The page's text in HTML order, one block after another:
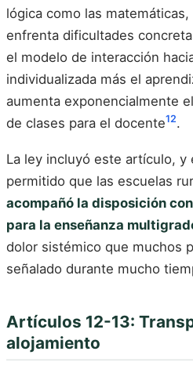
lógica como las
enfrenta dificultades
el modelo de interacción
individualizada más el
aumenta exponencialmente
de clases para el docente12.
La ley incluyó este artículo, y
permitido que las escuelas
acompañó la disposición
para la enseñanza
dolor sistémico que muchos
señalado durante mucho
Artículos 12-13:
alojamiento